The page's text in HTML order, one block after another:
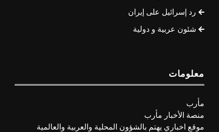
رد إسرائيل على إيران
شئون عربية و دولية
معلومات
مأرب
منصة الأخبار مأرب
موقع اخباري يهتم بالشؤون المحلية والعربية والعالمية